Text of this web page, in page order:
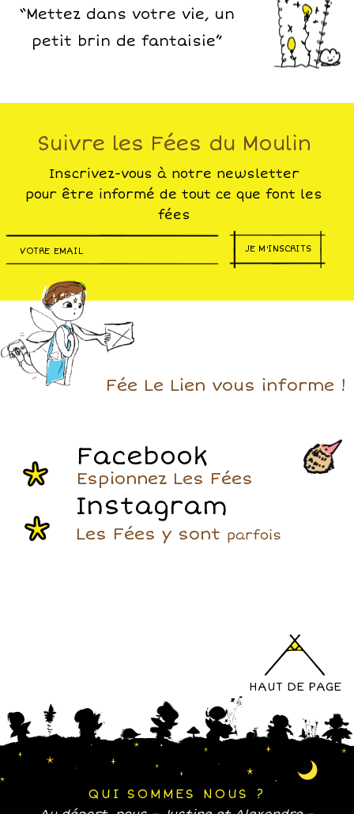
“Mettez dans votre vie, un
petit brin de fantaisie”
Suivre les Fées du Moulin
Inscrivez-vous à notre newsletter
pour être informé de tout ce que font les
fées
JE M'INSCRITS
Fée Le Lien vous informe !
Facebook
Espionnez Les Fées
Instagram
Les Fées y sont parfois
HAUT DE PAGE
QUI SOMMES NOUS ?